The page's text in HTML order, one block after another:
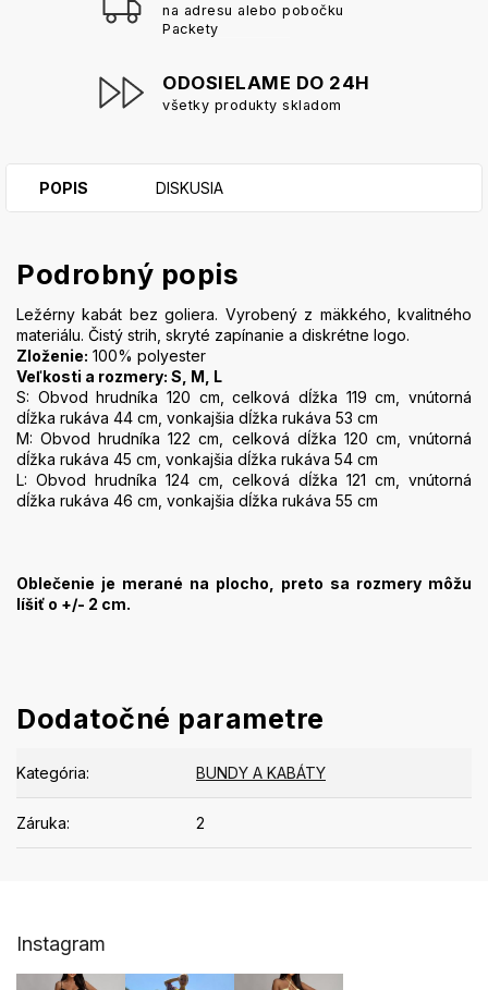
na adresu alebo pobočku
Packety
ODOSIELAME DO 24H
všetky produkty skladom
POPIS DISKUSIA
Podrobný popis
Ležérny kabát bez goliera. Vyrobený z mäkkého, kvalitného
materiálu. Čistý strih, skryté zapínanie a diskrétne logo.
Zloženie: 100% polyester
Veľkosti a rozmery: S, M, L
S: Obvod hrudníka 120 cm, celková dĺžka 119 cm, vnútorná
dĺžka rukáva 44 cm, vonkajšia dĺžka rukáva 53 cm
M: Obvod hrudníka 122 cm, celková dĺžka 120 cm, vnútorná
dĺžka rukáva 45 cm, vonkajšia dĺžka rukáva 54 cm
L: Obvod hrudníka 124 cm, celková dĺžka 121 cm, vnútorná
dĺžka rukáva 46 cm, vonkajšia dĺžka rukáva 55 cm
Oblečenie je merané na plocho, preto sa rozmery môžu
líšiť o +/- 2 cm.
Dodatočné parametre
Kategória: BUNDY A KABÁTY
Záruka: 2
Instagram